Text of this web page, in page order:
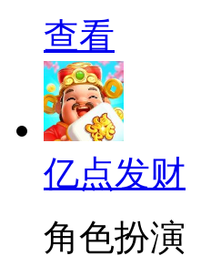
查看
亿点发财
角色扮演